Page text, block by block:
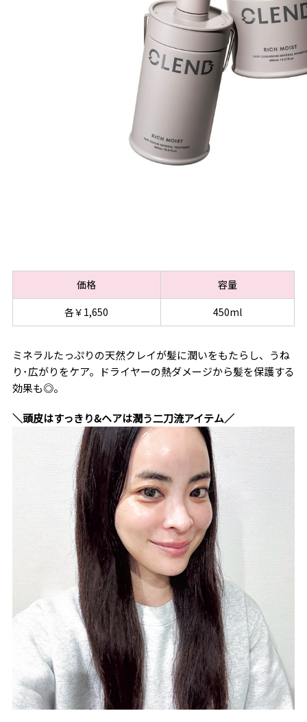
価格
容量
各￥1,650
450ml
ミネラルたっぷりの天然クレイが髪に潤いをもたらし、うね
り･広がりをケア。ドライヤーの熱ダメージから髪を保護する
効果も◎。
＼頭皮はすっきり&ヘアは潤う二刀流アイテム／